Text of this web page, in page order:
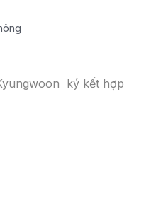
ký kết hợp